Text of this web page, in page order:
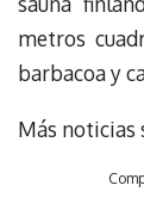
metros
barbacoa y
Más noticias